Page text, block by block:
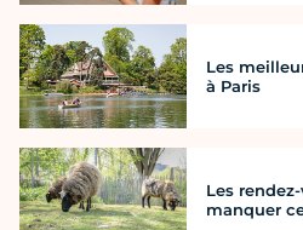
Les
à Paris
Les
manquer